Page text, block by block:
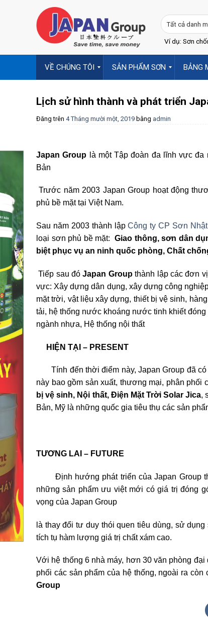
Ví dụ: Sơn
VỀ CHÚNG TÔI SẢN PHẨM SƠN BẢNG
Lịch sử hình thành và phát triển
Đăng trên 4 Tháng mười một, 2019 bằng admin
Japan Group là một Tập đoàn đa lĩnh vực đa
Bản
Trước năm 2003 Japan Group hoạt động
phủ bề mặt tại Việt Nam.
Sau năm 2003 thành lậpCông ty CP Sơn
loại sơn phủ bề mặt: Giao thông, sơn dân
biệt phục vụ an ninh quốc phòng, Chất
Tiếp sau đó Japan Groupthành lập các đơn
vực: Xây dựng dân dụng, xây dựng công
mặt trời, vật liệu xây dựng, thiết bị vệ sinh,
tải, hệ thống nước khoáng nước tinh khiết
ngành nhựa, Hệ thống nội thất
HIỆN TẠI – PRESENT
Tính đến thời điểm này, Japan Group đã có
này bao gồm sản xuất, thương mại, phân phối
bị vệ sinh, Nội thất, Điện Mặt Trời Solar Jica,
Bản, Mỹ là những quốc gia tiêu thụ các sản
TƯƠNG LAI – FUTURE
Định hướng phát triển của Japan Group
những sản phẩm ưu việt mới có giá trị đóng
vọng của Japan Group
là thay đổi tư duy thói quen tiêu dùng, sử
tích tụ hàm lượng giá trị chất xám cao.
Với hệ thống 6 nhà máy, hơn 30 văn phòng
phối các sản phẩm của hệ thống, ngoài ra
Group